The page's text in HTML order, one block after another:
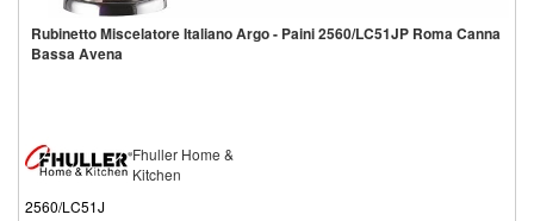
Rubinetto Miscelatore Italiano Argo - Paini 2560/LC51JP Roma Canna
Bassa Avena
Fhuller Home &
Kitchen
2560/LC51J